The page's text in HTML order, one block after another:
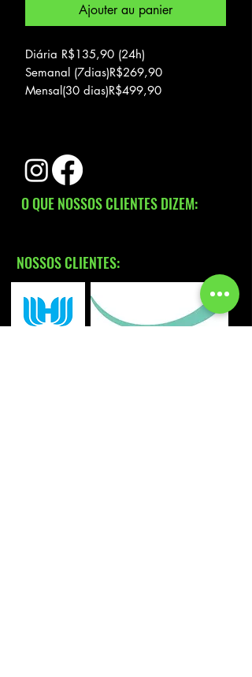
Ajouter au panier
Diária R$135,90 (24h)
Semanal (7dias)R$269,90
Mensal(30 dias)R$499,90
O QUE NOSSOS CLIENTES DIZEM:
NOSSOS CLIENTES: